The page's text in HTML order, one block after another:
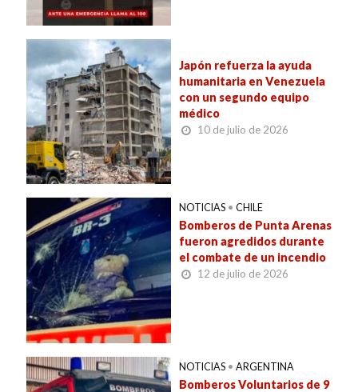
Japón refuerza la ayuda
humanitaria en Venezuela
con un segundo equipo
médico
10 de julio de 2026
NOTICIAS • CHILE
Bomberos de Punta Arenas
fueron agredidos durante
el combate de un incendio
12 de julio de 2026
NOTICIAS • ARGENTINA
Bomberos Voluntarios de 9